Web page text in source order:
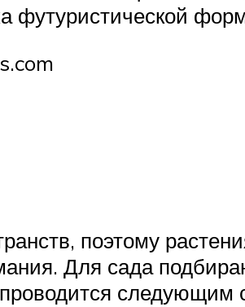
футуристической
поэтому
Для сада
следующим